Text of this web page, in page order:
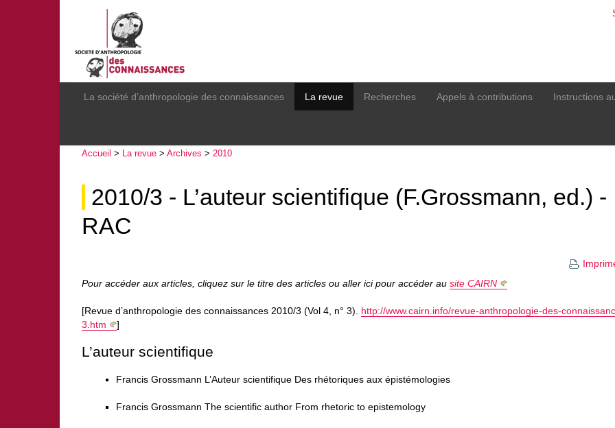
La société d’anthropologie des connaissances La revue Recherches Appels à contributions Instructions
Accueil > La revue > Archives > 2010
2010/3 - L’auteur scientifique (F.Grossmann, ed.) -
RAC
Pour accéder aux articles, cliquez sur le titre des articles ou aller ici pour accéder au site CAIRN
[Revue d’anthropologie des connaissances 2010/3 (Vol 4, n° 3). http://www.cairn.info/revue-anthropologie-des-
3.htm
]
L’auteur scientifique
Francis Grossmann L’Auteur scientifique Des rhétoriques aux épistémologies
Francis Grossmann The scientific author From rhetoric to epistemology